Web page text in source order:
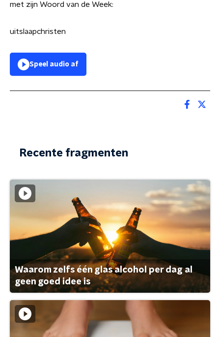
met zijn Woord van de Week:
uitslaapchristen
Speel audio af
Recente fragmenten
Waarom zelfs één glas alcohol per dag al
geen goed idee is